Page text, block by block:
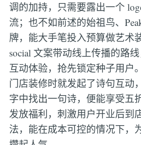
调的加持，只需要露出一个
流；也不如前述的始祖鸟、
牌，能大手笔投入预算做艺术
social 文案带动线上传播的路
互动体验，抢先锁定种子用户
门店装修时就发起了诗句互动
字中找出一句诗，便能享受五
发放福利，刺激用户开业后到
法，能在成本可控的情况下，